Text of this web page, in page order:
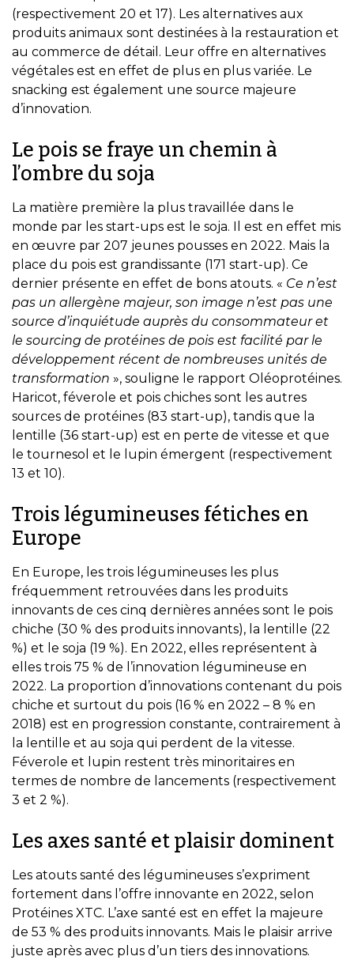
(respectivement 20 et 17). Les alternatives aux
produits animaux sont destinées à la restauration et
au commerce de détail. Leur offre en alternatives
végétales est en effet de plus en plus variée. Le
snacking est également une source majeure
d’innovation.
Le pois se fraye un chemin à
l’ombre du soja
La matière première la plus travaillée dans le
monde par les start-ups est le soja. Il est en effet mis
en œuvre par 207 jeunes pousses en 2022. Mais la
place du pois est grandissante (171 start-up). Ce
dernier présente en effet de bons atouts. « Ce n’est
pas un allergène majeur, son image n’est pas une
source d’inquiétude auprès du consommateur et
le sourcing de protéines de pois est facilité par le
développement récent de nombreuses unités de
transformation », souligne le rapport Oléoprotéines.
Haricot, féverole et pois chiches sont les autres
sources de protéines (83 start-up), tandis que la
lentille (36 start-up) est en perte de vitesse et que
le tournesol et le lupin émergent (respectivement
13 et 10).
Trois légumineuses fétiches en
Europe
En Europe, les trois légumineuses les plus
fréquemment retrouvées dans les produits
innovants de ces cinq dernières années sont le pois
chiche (30 % des produits innovants), la lentille (22
%) et le soja (19 %). En 2022, elles représentent à
elles trois 75 % de l’innovation légumineuse en
2022. La proportion d’innovations contenant du pois
chiche et surtout du pois (16 % en 2022 – 8 % en
2018) est en progression constante, contrairement à
la lentille et au soja qui perdent de la vitesse.
Féverole et lupin restent très minoritaires en
termes de nombre de lancements (respectivement
3 et 2 %).
Les axes santé et plaisir dominent
Les atouts santé des légumineuses s’expriment
fortement dans l’offre innovante en 2022, selon
Protéines XTC. L’axe santé est en effet la majeure
de 53 % des produits innovants. Mais le plaisir arrive
juste après avec plus d’un tiers des innovations.